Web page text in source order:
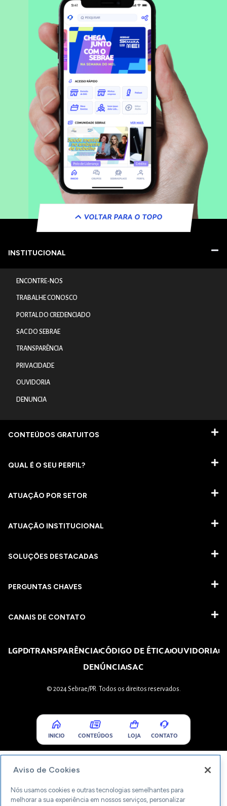
VOLTAR PARA O TOPO
INSTITUCIONAL
ENCONTRE-NOS
TRABALHE CONOSCO
PORTAL DO CREDENCIADO
SAC DO SEBRAE
TRANSPARÊNCIA
PRIVACIDADE
OUVIDORIA
DENUNCIA
CONTEÚDOS GRATUITOS
QUAL É O SEU PERFIL?
ATUAÇÃO POR SETOR
ATUAÇÃO INSTITUCIONAL
SOLUÇÕES DESTACADAS
PERGUNTAS CHAVES​
CANAIS DE CONTATO
LGPDTRANSPARÊNCIACÓDIGO DE ÉTICAOUVIDORIA
DENÚNCIASAC
© 2024 Sebrae/PR. Todos os direitos reservados.
INICIO CONTEÚDOS LOJA CONTATO
Aviso de Cookies
Nós usamos cookies e outras tecnologias semelhantes para
melhorar a sua experiência em nossos serviços, personalizar